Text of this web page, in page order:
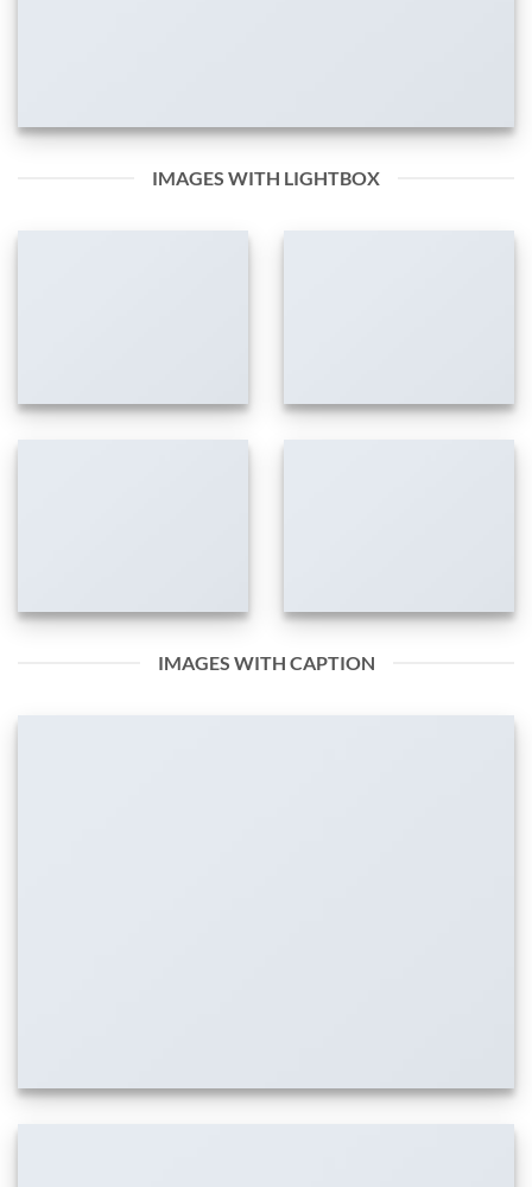
IMAGES WITH LIGHTBOX
IMAGES WITH CAPTION